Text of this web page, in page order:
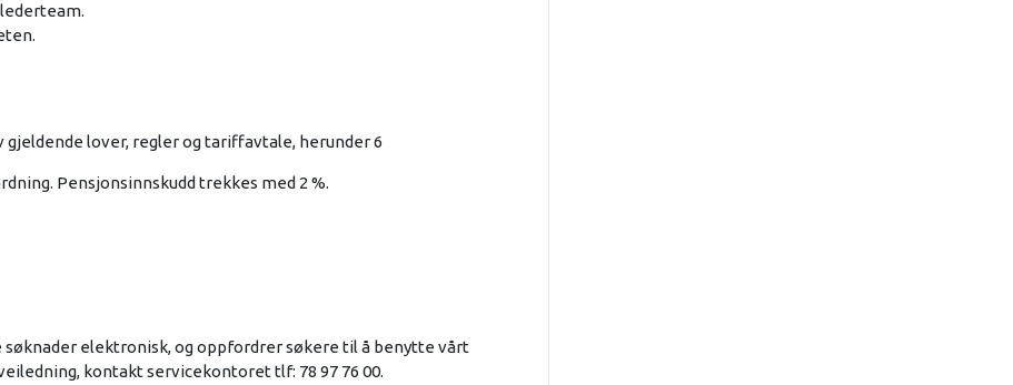
lover, regler og tariffavtale, herunder 6
Pensjonsinnskudd trekkes med 2 %.
elektronisk, og oppfordrer søkere til å benytte vårt
kontakt servicekontoret tlf: 78 97 76 00.